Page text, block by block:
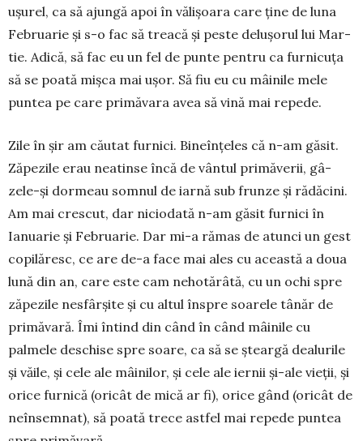
ușurel, ca să ajungă apoi în vălișoara care ține de luna
Fe­bru­arie și s-o fac să treacă și peste delușorul lui Mar­
tie. Adică, să fac eu un fel de punte pentru ca furnicuța
să se poată mișca mai ușor. Să fiu eu cu mâinile mele
puntea pe care primăvara avea să vină mai repede.
Zile în șir am căutat fur­nici. Bineînțeles că n-am gă­sit.
Zăpezile erau neatinse încă de vântul primăverii, gâ­
zele-și dormeau somnul de iarnă sub frunze și rădă­cini.
Am mai crescut, dar niciodată n-am găsit furnici în
Ianuarie și Februarie. Dar mi-a rămas de atunci un gest
copilă­resc, ce are de-a face mai ales cu această a doua
lună din an, care este cam nehotărâtă, cu un ochi spre
zăpezile nesfâr­șite și cu altul înspre soarele tânăr de
pri­mă­vară. Îmi în­tind din când în când mâinile cu
palmele des­chise spre soa­re, ca să se șteargă dea­lurile
și văile, și cele ale mâi­nilor, și cele ale iernii și-ale vieții, și
orice furnică (oricât de mică ar fi), orice gând (oricât de
neîn­sem­nat), să poată trece ast­fel mai re­pede puntea